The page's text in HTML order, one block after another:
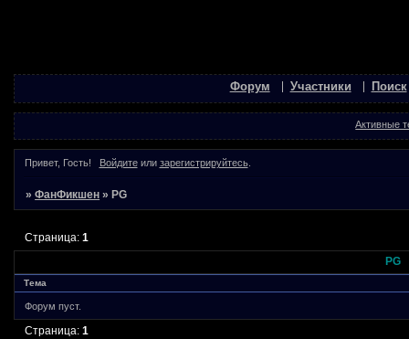
Форум Участники Поиск
Активные
Привет, Гость! Войдитеили зарегистрируйтесь.
»ФанФикшен »PG
PG
Страница:1
Тема
Форум пуст.
Страница:1